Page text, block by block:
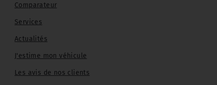
Comparateur
Services
Actualités
J'estime mon véhicule
Les avis de nos clients